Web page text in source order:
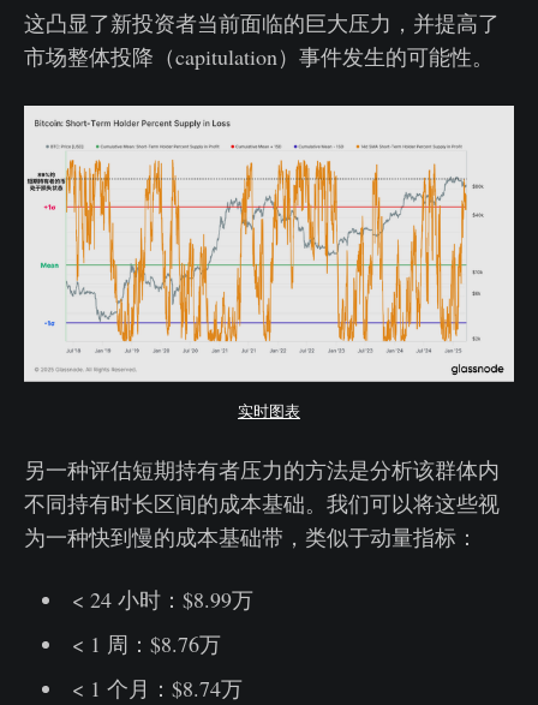
这凸显了新投资者当前面临的巨大压力，并提高了
市场整体投降（capitulation）事件发生的可能性。
实时图表
另一种评估短期持有者压力的方法是分析该群体内
不同持有时长区间的成本基础。我们可以将这些视
为一种快到慢的成本基础带，类似于动量指标：
< 24 小时：$8.99万
< 1 周：$8.76万
< 1 个月：$8.74万